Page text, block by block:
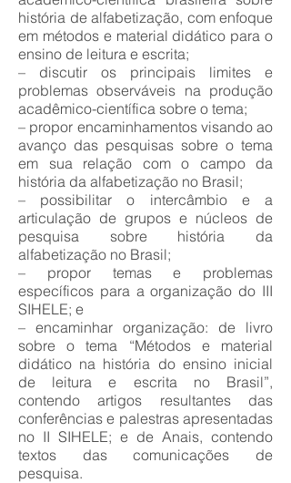
história de alfabetização, com enfoque
em métodos e material didático para o
ensino de leitura e escrita;
– discutir os principais limites e
problemas observáveis na produção
acadêmico-científica sobre o tema;
– propor encaminhamentos visando ao
avanço das pesquisas sobre o tema
em sua relação com o campo da
história da alfabetização no Brasil;
– possibilitar o intercâmbio e a
articulação de grupos e núcleos de
pesquisa sobre história da
alfabetização no Brasil;
– propor temas e problemas
específicos para a organização do III
SIHELE; e
– encaminhar organização: de livro
sobre o tema “Métodos e material
didático na história do ensino inicial
de leitura e escrita no Brasil”,
contendo artigos resultantes das
conferências e palestras apresentadas
no II SIHELE; e de Anais, contendo
textos das comunicações de
pesquisa.